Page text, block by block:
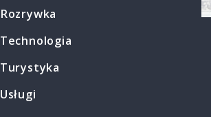
Rozrywka
Technologia
Turystyka
Usługi